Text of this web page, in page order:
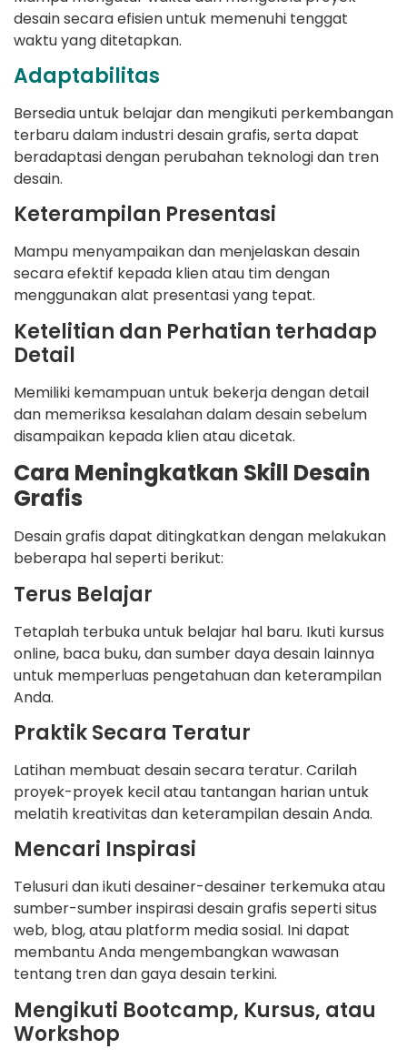
desain secara efisien untuk memenuhi tenggat
waktu yang ditetapkan.
Adaptabilitas
Bersedia untuk belajar dan mengikuti perkembangan
terbaru dalam industri desain grafis, serta dapat
beradaptasi dengan perubahan teknologi dan tren
desain.
Keterampilan Presentasi
Mampu menyampaikan dan menjelaskan desain
secara efektif kepada klien atau tim dengan
menggunakan alat presentasi yang tepat.
Ketelitian dan Perhatian terhadap
Detail
Memiliki kemampuan untuk bekerja dengan detail
dan memeriksa kesalahan dalam desain sebelum
disampaikan kepada klien atau dicetak.
Cara Meningkatkan Skill Desain
Grafis
Desain grafis dapat ditingkatkan dengan melakukan
beberapa hal seperti berikut:
Terus Belajar
Tetaplah terbuka untuk belajar hal baru. Ikuti kursus
online, baca buku, dan sumber daya desain lainnya
untuk memperluas pengetahuan dan keterampilan
Anda.
Praktik Secara Teratur
Latihan membuat desain secara teratur. Carilah
proyek-proyek kecil atau tantangan harian untuk
melatih kreativitas dan keterampilan desain Anda.
Mencari Inspirasi
Telusuri dan ikuti desainer-desainer terkemuka atau
sumber-sumber inspirasi desain grafis seperti situs
web, blog, atau platform media sosial. Ini dapat
membantu Anda mengembangkan wawasan
tentang tren dan gaya desain terkini.
Mengikuti Bootcamp, Kursus, atau
Workshop